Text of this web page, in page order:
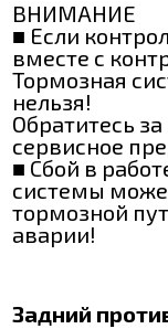
ВНИМАНИЕ
■ Если
вместе с
Тормозная
нельзя!
Обратитесь
сервисное
■ Сбой в
системы
тормозной
аварии!
Задний